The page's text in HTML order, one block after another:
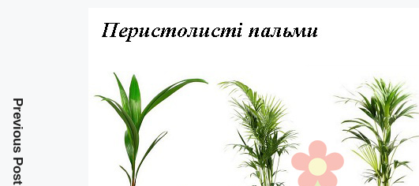
Previous Post